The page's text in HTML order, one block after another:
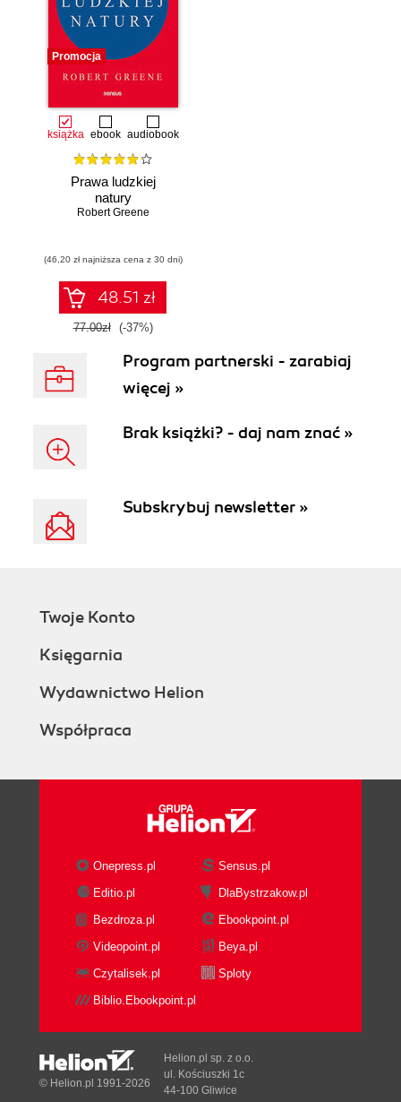
Promocja
książka ebook audiobook
Prawa ludzkiej
natury
Robert Greene
(46,20 zł najniższa cena z 30 dni)
48.51 zł
77.00zł (-37%)
Program partnerski - zarabiaj
więcej »
Brak książki? - daj nam znać »
Subskrybuj newsletter »
Twoje Konto
Księgarnia
Wydawnictwo Helion
Współpraca
Onepress.pl
Sensus.pl
Editio.pl
DlaBystrzakow.pl
Bezdroza.pl
Ebookpoint.pl
Videopoint.pl
Beya.pl
Czytalisek.pl
Sploty
Biblio.Ebookpoint.pl
© Helion.pl 1991-2026
Helion.pl sp. z o.o.
ul. Kościuszki 1c
44-100 Gliwice